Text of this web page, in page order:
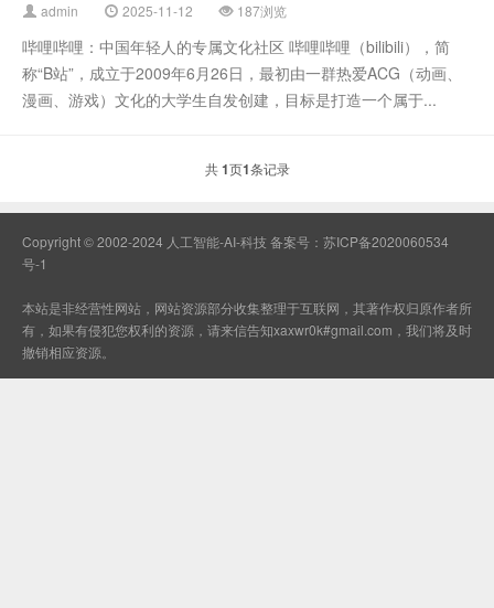
admin 2025-11-12 187浏览
哔哩哔哩：中国年轻人的专属文化社区 哔哩哔哩（bilibili），简
称“B站”，成立于2009年6月26日，最初由一群热爱ACG（动画、
漫画、游戏）文化的大学生自发创建，目标是打造一个属于...
共1页1条记录
Copyright © 2002-2024 人工智能-AI-科技 备案号： 苏ICP备2020060534
号-1
本站是非经营性网站，网站资源部分收集整理于互联网，其著作权归原作者所
有，如果有侵犯您权利的资源，请来信告知xaxwr0k#gmail.com，我们将及时
撤销相应资源。